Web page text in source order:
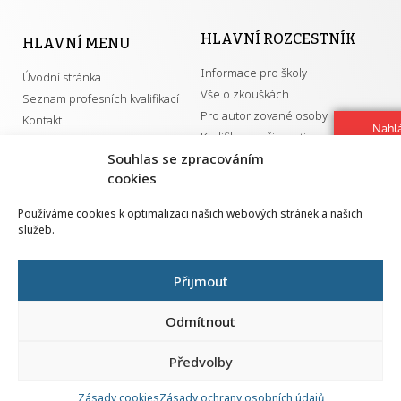
Souhlas se zpracováním
cookies
Používáme cookies k optimalizaci našich webových stránek a našich
služeb.
Přijmout
Odmítnout
Předvolby
Zásady cookiesZásady ochrany osobních údajů
HLAVNÍ MENU
Úvodní stránka
Seznam profesních kvalifikací
Kontakt
HLAVNÍ ROZCESTNÍK
Informace pro školy
Vše o zkouškách
Pro autorizované osoby
Kvalifikace a živnosti
GDPR
Národní pedagogický institut ČR
Senovážné náměstí 25
110 00 Praha 1